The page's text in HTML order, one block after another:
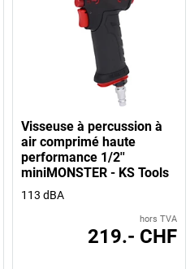
Visseuse à percussion à
air comprimé haute
performance 1/2''
miniMONSTER - KS Tools
113 dBA
hors TVA
219.- CHF